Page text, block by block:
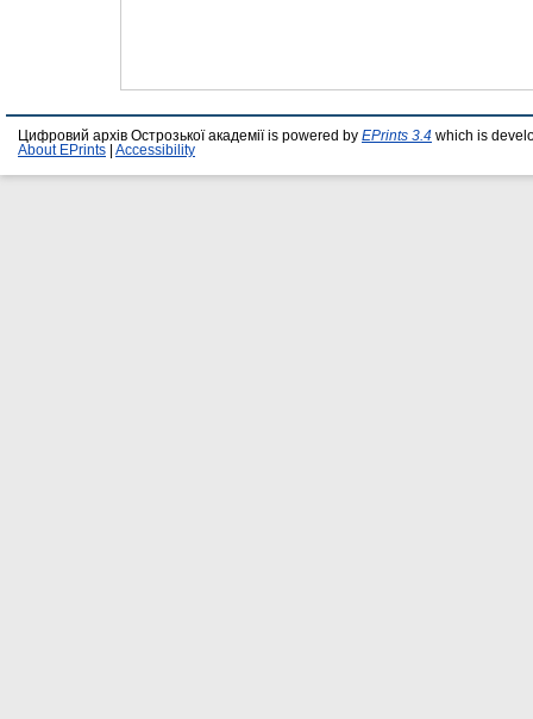
Цифровий архів Острозької академії is powered by EPrints 3.4 which is
About EPrints
Accessibility